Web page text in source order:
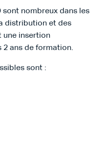
sont nombreux dans les
distribution et des
une insertion
2 ans de formation.
sont :